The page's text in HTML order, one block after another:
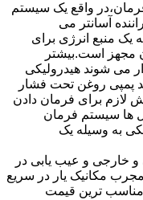
واقع یک سیستم
آسانتر می
یک منبع انرژی برای
مجهز است.بیشتر
می شوند هیدرولیکی
پمپی روغن تحت فشار
لازم برای فرمان دادن
ها سیستم فرمان
به وسیله یک
خارجی و عیب یابی در
مکانیک یار در سریع